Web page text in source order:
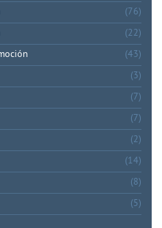
(76)
(22)
(43)
(3)
(7)
(7)
(2)
(14)
(8)
(5)